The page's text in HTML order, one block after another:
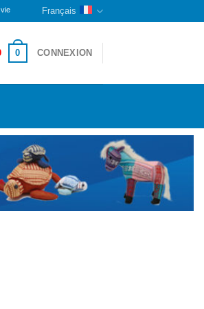
personnes handicapées et des orphelins ici. La partie
Français
0 CONNEXION